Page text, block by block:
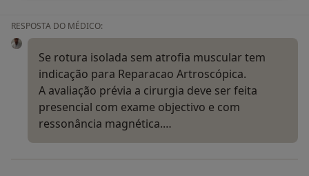
RESPOSTA DO MÉDICO:
Se rotura isolada sem atrofia muscular tem
indicação para Reparacao Artroscópica.
A avaliação prévia a cirurgia deve ser feita
presencial com exame objectivo e com
ressonância magnética.…